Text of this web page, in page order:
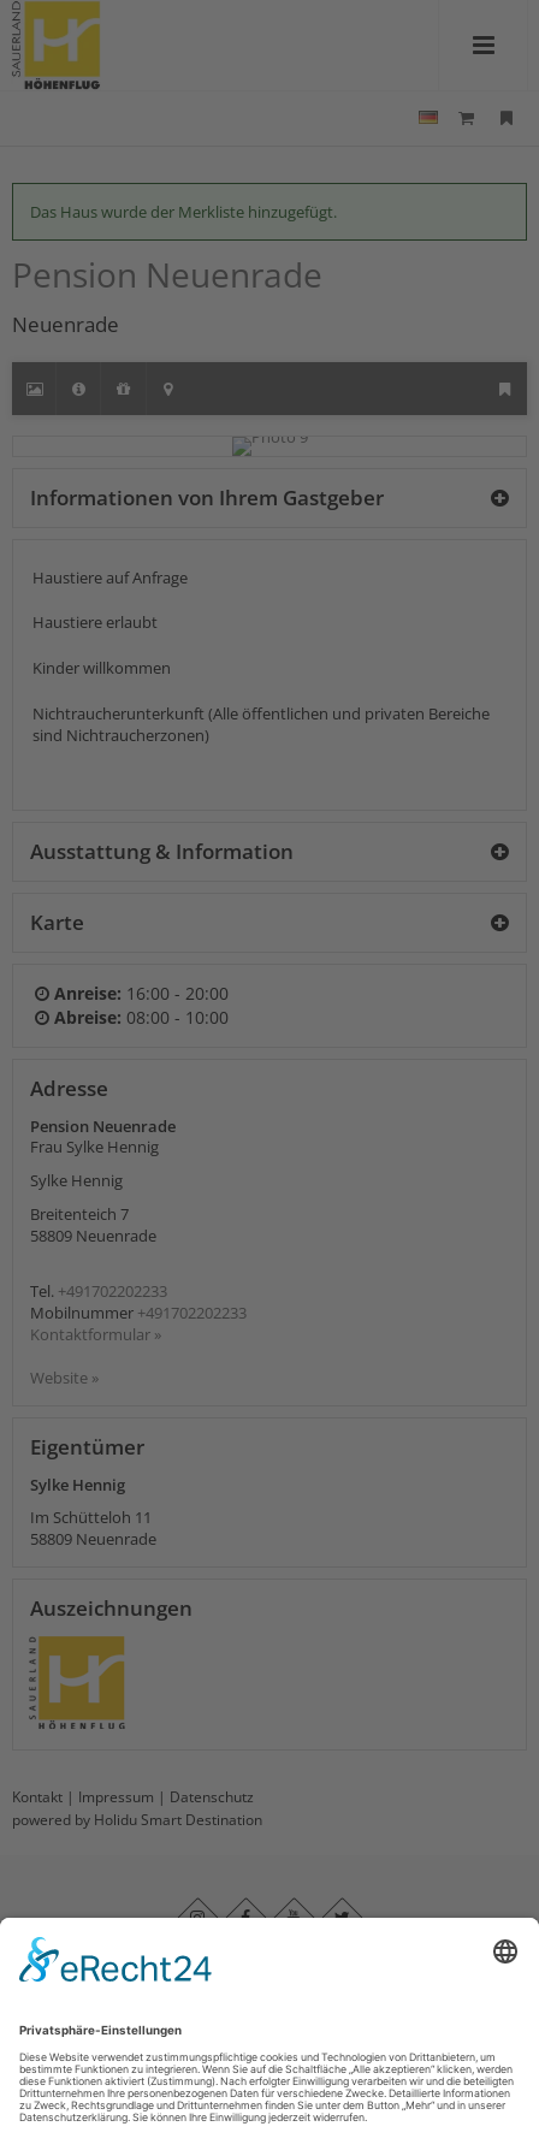
Das Haus wurde der Merkliste hinzugefügt.
Pension Neuenrade
Neuenrade
Informationen von Ihrem Gastgeber
Haustiere auf Anfrage
Haustiere erlaubt
Kinder willkommen
Nichtraucherunterkunft (Alle öffentlichen und privaten Bereiche
sind Nichtraucherzonen)
Ausstattung & Information
Karte
Anreise: 16:00 - 20:00
Abreise: 08:00 - 10:00
Adresse
Pension Neuenrade
Frau Sylke Hennig
Sylke Hennig
Breitenteich 7
58809 Neuenrade
Tel. +491702202233
Mobilnummer +491702202233
Kontaktformular »
Website »
Eigentümer
Sylke Hennig
Im Schütteloh 11
58809 Neuenrade
Auszeichnungen
Kontakt | Impressum | Datenschutz
powered by Holidu Smart Destination
Sauerland-Höhenflug Im Ohle 12 57392 Schmallenberg